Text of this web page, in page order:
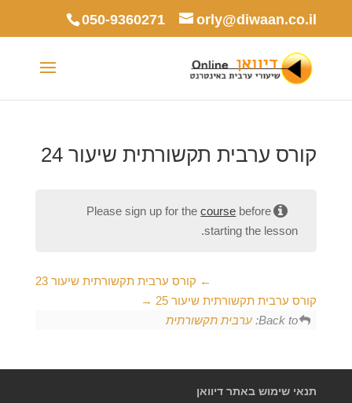
050-9360271 orly@diwaan.co.il
קורס ערבית תקשורתית שיעור 24
Please sign up for thecourse before
starting the lesson.
קורס ערבית תקשורתית שיעור 23
קורס ערבית תקשורתית שיעור 25
Back to: ערבית תקשורתית
תנאי שימוש באתר דיוואן